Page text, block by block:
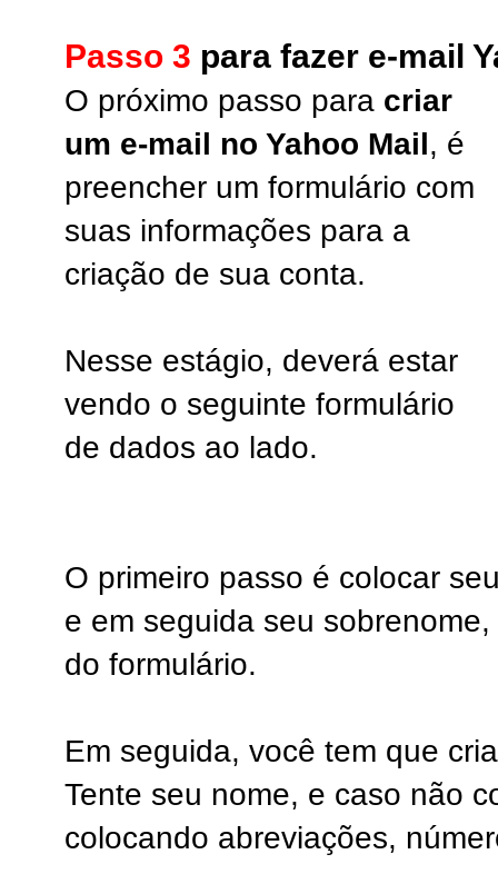
Passo 3 para fazer e-mail
O próximo passo para criar
um e-mail no Yahoo Mail, é
preencher um formulário com
suas informações para a
criação de sua conta.
Nesse estágio, deverá estar
vendo o seguinte formulário
de dados ao lado.
O primeiro passo é colocar
e em seguida seu
do formulário.
Em seguida, você tem que
Tente seu nome, e caso não
colocando abreviações,